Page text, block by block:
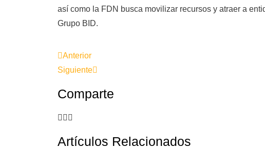
así como la FDN busca movilizar recursos y atraer a
Grupo BID.
Anterior
Siguiente
Comparte
Artículos Relacionados